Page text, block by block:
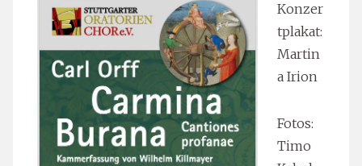
Konzer
tplakat:
Martin
a Irion
Fotos:
Timo